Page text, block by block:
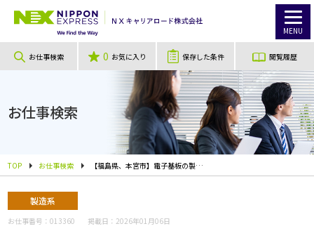
MENU
お仕事検索 0 お気に入り 保存した条件 閲覧履歴
お仕事検索
TOP お仕事検索 【福島県、本宮市】電子基板の製造・組立/fuku170209
製造系
お仕事番号：013360 掲載日： 2026年01月06日